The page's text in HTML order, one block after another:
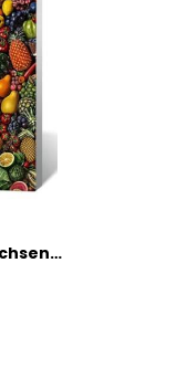
Malen Nach Zahlen Erwachsene-Malen Nach Zahlen Obst Gemüse, Malen Nach Zahlen DIY Malen Nach Zahlen Erwachsene Set Acrylfarbe Malen Nach Zahlen Erwachsene Set Als Heimdekoration 40 x 50cm A-2